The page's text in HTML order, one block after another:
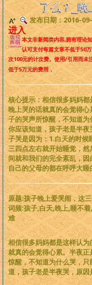
版权必读
刘基元
新国学理论
婴童教育
人性教育
居住教育
健身医学
基元学网
了么？_晚
发布日期：2016-
进入
本文非新闻类内容,拥有理论
认可支付每篇文章不低于50
次100元的计次费。使用/引用而未
低于5万元的费用，
核心提示：相信很多妈妈
晚上哭的话就真的会觉得
子的哭声所惊醒，不知道
你应该知道，孩子老是半
子哭是因为：1.白天的时候
三四点左右就开始睡觉，
间就和我们的完全紊乱，
自己的父母的都在呼呼大
原题:孩子晚上爱哭闹，这
词频:孩子,白天,晚上,睡不
难
相信很多妈妈都是这样认
就真的会觉得心累。半夜
惊醒，不知道为什么哭，
道，孩子老是半夜哭，原